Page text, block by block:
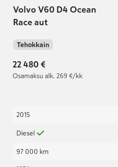
Volvo V60 D4 Ocean
Race aut
Tehokkain
22 480 €
Osamaksu alk. 269 €/kk
2015
Diesel
97 000 km